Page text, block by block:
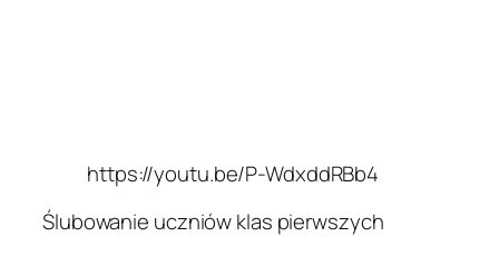
https://youtu.be/P-WdxddRBb4
Ślubowanie uczniów klas pierwszych